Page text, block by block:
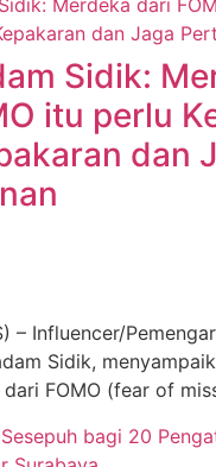
Sidik:
itu perlu
dan
– Influencer/
Sidik,
FOMO (fear of